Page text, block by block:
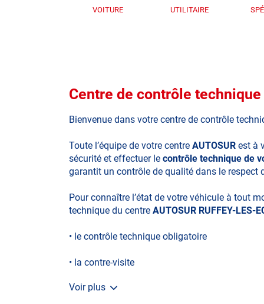
VOITURE UTILITAIRE
Centre de contrôle technique
Bienvenue dans votre centre de contrôle
Toute l’équipe de votre centre AUTOSUR est à
sécurité et effectuer le contrôle technique de
garantit un contrôle de qualité dans le respect
Pour connaître l’état de votre véhicule à tout
technique du centre AUTOSUR RUFFEY-LES-
• le contrôle technique obligatoire
• la contre-visite
• le contrôle pollution
Voir plus